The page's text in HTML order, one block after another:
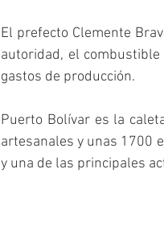
El prefecto Clemente
autoridad, el
gastos de producción.
Puerto Bolívar es la
artesanales y unas 1700
y una de las principales